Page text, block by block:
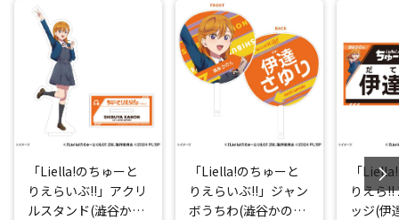
「Liella!のちゅーと
りえらいぶ!!」アクリ
ルスタンド(澁谷かの
「Liella!のちゅーと
りえらいぶ!!」ジャン
ボうちわ(澁谷かの
「
りえら
ッジ(伊